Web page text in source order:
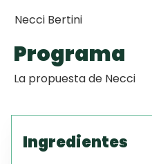
Necci Bertini
Programa
La propuesta de Necci
Ingredientes